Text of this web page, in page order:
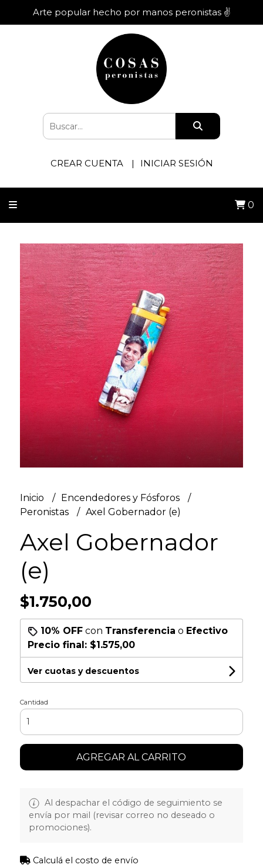
Arte popular hecho por manos peronistas ✌️
CREAR CUENTA INICIAR SESIÓN
0
Inicio
Encendedores y Fósforos
Peronistas
Axel Gobernador (e)
Axel Gobernador
(e)
$1.750,00
10% OFFcon Transferencia o Efectivo
Precio final: $1.575,00
Ver cuotas y descuentos
Cantidad
AGREGAR AL CARRITO
Al despachar el código de seguimiento se
envía por mail (revisar correo no deseado o
promociones).
Calculá el costo de envío